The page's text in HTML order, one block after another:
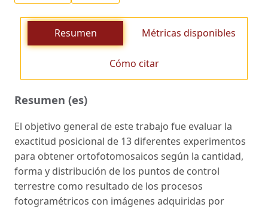
Resumen Métricas disponibles
Cómo citar
Resumen (es)
El objetivo general de este trabajo fue evaluar la
exactitud posicional de 13 diferentes experimentos
para obtener ortofotomosaicos según la cantidad,
forma y distribución de los puntos de control
terrestre como resultado de los procesos
fotogramétricos con imágenes adquiridas por